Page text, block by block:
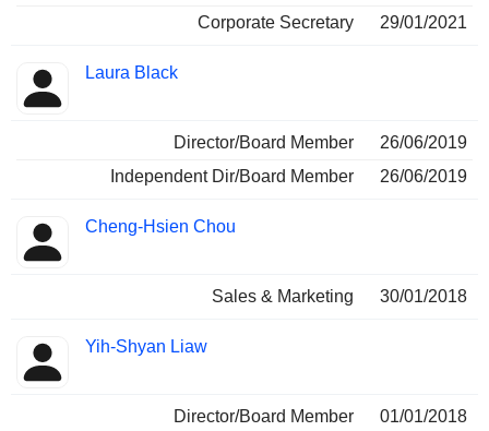
Corporate Secretary
29/01/2021
Laura Black
Director/Board Member
26/06/2019
Independent Dir/Board Member
26/06/2019
Cheng-Hsien Chou
Sales & Marketing 30/01/2018
Yih-Shyan Liaw
Director/Board Member
01/01/2018